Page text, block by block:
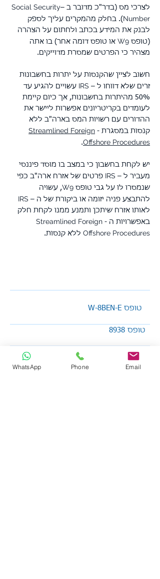
לצרכי מס (בדר"כ מדובר ב –Social Security
Number ). בחלק מהמקרים עליך לספק
לבנק את המידע בכתב ולחתום על הצהרה
(טופס W9 או טופס דומה אחר) בו אתה
מצהיר כי הפרטים שמסרת מדוייקים.
חשוב לציין שהקנסות על יתרות בחשבונות
זרים שלא דווחו ל – IRS עשויים להגיע עד
50% מהיתרות בחשבונות
, אך כיום קיימת
לעומדים בקריטריונים אפשרות ליישר את
ההדורים עם רשויות המס בארה"ב ללא
קנסות במסגרת - Streamlined Foreign
Offshore Procedures
.
יש לקחת בחשבון כי במצב בו מוסד פיננסי
מעביר ל – IRS פרטים של אזרח ארה"ב כפי
שנמסרו לו על גבי טופס W9, עשויה
להתבצע פניה יזומה או ביקורת של ה – IRS
לאותו אזרח שיתכן ותמנע ממנו לקחת חלק
באפשרויות ה - Streamlined Foreign
Offshore Procedures ללא קנסות.
W-8BEN-E טופס
טופס 8938
WhatsApp Phone Email